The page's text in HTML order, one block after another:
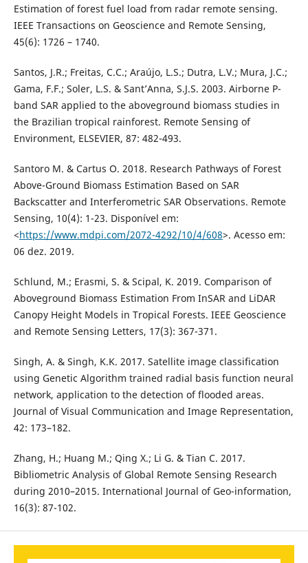
Estimation of forest fuel load from radar remote sensing.
IEEE Transactions on Geoscience and Remote Sensing,
45(6): 1726 – 1740.
Santos, J.R.; Freitas, C.C.; Araújo, L.S.; Dutra, L.V.; Mura, J.C.;
Gama, F.F.; Soler, L.S. & Sant’Anna, S.J.S. 2003. Airborne P-
band SAR applied to the aboveground biomass studies in
the Brazilian tropical rainforest. Remote Sensing of
Environment, ELSEVIER, 87: 482-493.
Santoro M. & Cartus O. 2018. Research Pathways of Forest
Above-Ground Biomass Estimation Based on SAR
Backscatter and Interferometric SAR Observations. Remote
Sensing, 10(4): 1-23. Disponível em:
<https://www.mdpi.com/2072-4292/10/4/608>. Acesso em:
06 dez. 2019.
Schlund, M.; Erasmi, S. & Scipal, K. 2019. Comparison of
Aboveground Biomass Estimation From InSAR and LiDAR
Canopy Height Models in Tropical Forests. IEEE Geoscience
and Remote Sensing Letters, 17(3): 367-371.
Singh, A. & Singh, K.K. 2017. Satellite image classification
using Genetic Algorithm trained radial basis function neural
network, application to the detection of flooded areas.
Journal of Visual Communication and Image Representation,
42: 173–182.
Zhang, H.; Huang M.; Qing X.; Li G. & Tian C. 2017.
Bibliometric Analysis of Global Remote Sensing Research
during 2010–2015. International Journal of Geo-information,
16(3): 87-102.